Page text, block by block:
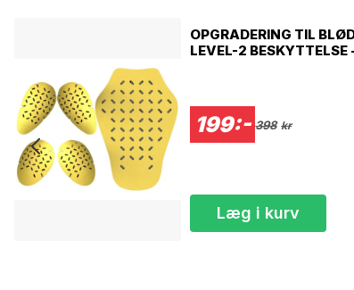
OPGRADERING TIL
LEVEL-2 BESKYTTELSE
199:- 398 kr
Læg i kurv